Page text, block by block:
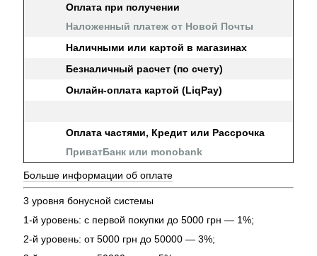
Оплата при получении
Наложенный платеж от Новой Почты
Наличными или картой в магазинах
Безналичный расчет (по счету)
Онлайн-оплата картой (LiqPay)
Оплата частями, Кредит или Рассрочка
ПриватБанк или monobank
Больше информации об оплате
3 уровня бонусной системы
1-й уровень: с первой покупки до 5000 грн — 1%;
2-й уровень: от 5000 грн до 50000 — 3%;